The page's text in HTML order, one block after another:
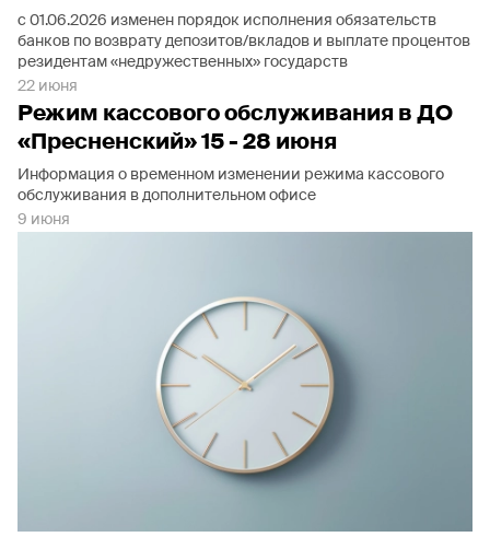
с 01.06.2026 изменен порядок исполнения обязательств
банков по возврату депозитов/вкладов и выплате процентов
резидентам «недружественных» государств
22 июня
Режим кассового обслуживания в ДО
«Пресненский» 15 - 28 июня
Информация о временном изменении режима кассового
обслуживания в дополнительном офисе
9 июня